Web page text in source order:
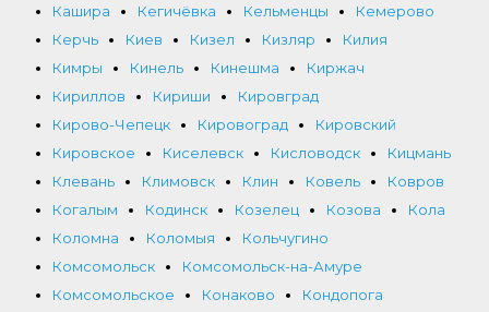
Кашира
Кегичёвка Кельменцы
Кемерово
Керчь
Киев Кизел Кизляр
Килия
Кимры
Кинель Кинешма
Киржач
Кириллов
Кириши
Кировград
Кирово-Чепецк
Кировоград
Кировский
Кировское
Киселевск Кисловодск
Кицмань
Клевань
Климовск Клин Ковель
Ковров
Когалым
Кодинск Козелец Козова
Кола
Коломна
Коломыя
Кольчугино
Комсомольск
Комсомольск-на-Амуре
Комсомольское
Конаково
Кондопога